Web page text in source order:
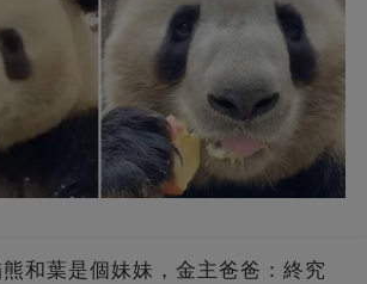
和葉是個妹妹，金主爸爸：終究